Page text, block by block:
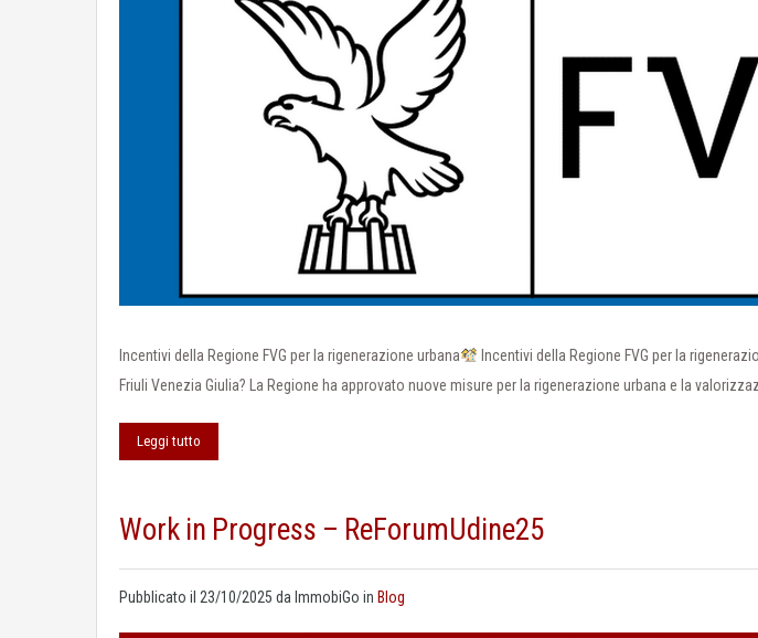
Incentivi della Regione FVG per la rigenerazione urbana Incentivi della Regione FVG per la
Friuli Venezia Giulia? La Regione ha approvato nuove misure per la rigenerazione urbana e la
Leggi tutto
Work in Progress – ReForumUdine25
Pubblicato il 23/10/2025 da ImmobiGo in Blog